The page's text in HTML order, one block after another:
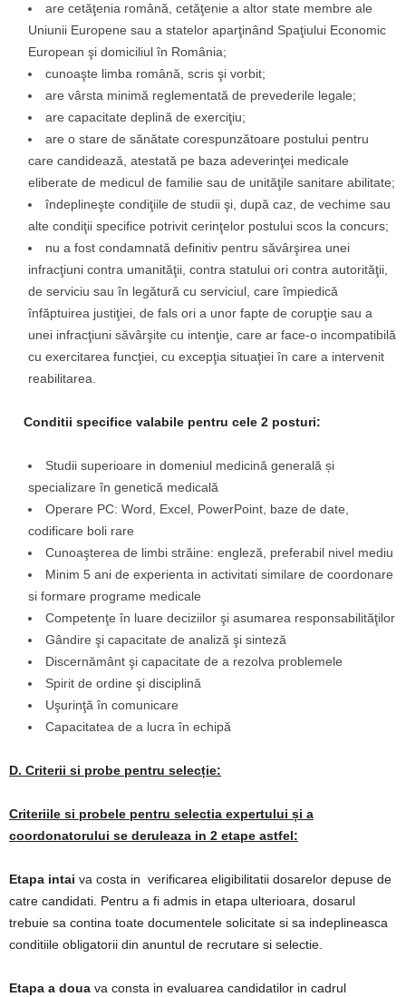
are cetăţenia română, cetăţenie a altor state membre ale
Uniunii Europene sau a statelor aparţinând Spaţiului Economic
European şi domiciliul în România;
cunoaşte limba română, scris şi vorbit;
are vârsta minimă reglementată de prevederile legale;
are capacitate deplină de exerciţiu;
are o stare de sănătate corespunzătoare postului pentru
care candidează, atestată pe baza adeverinţei medicale
eliberate de medicul de familie sau de unităţile sanitare abilitate;
îndeplineşte condiţiile de studii şi, după caz, de vechime sau
alte condiţii specifice potrivit cerinţelor postului scos la concurs;
nu a fost condamnată definitiv pentru săvârşirea unei
infracţiuni contra umanităţii, contra statului ori contra autorităţii,
de serviciu sau în legătură cu serviciul, care împiedică
înfăptuirea justiţiei, de fals ori a unor fapte de corupţie sau a
unei infracţiuni săvârşite cu intenţie, care ar face-o incompatibilă
cu exercitarea funcţiei, cu excepţia situaţiei în care a intervenit
reabilitarea.
Conditii specifice valabile pentru cele 2 posturi:
Studii superioare in domeniul medicină generală și
specializare în genetică medicală
Operare PC: Word, Excel, PowerPoint, baze de date,
codificare boli rare
Cunoaşterea de limbi străine: engleză, preferabil nivel mediu
Minim 5 ani de experienta in activitati similare de coordonare
si formare programe medicale
Competenţe în luare deciziilor şi asumarea responsabilităţilor
Gândire şi capacitate de analiză şi sinteză
Discernământ şi capacitate de a rezolva problemele
Spirit de ordine şi disciplină
Uşurinţă în comunicare
Capacitatea de a lucra în echipă
D. Criterii si probe pentru selecție:
Criteriile si probele pentru selectia expertului și a
coordonatorului se deruleaza in 2 etape astfel:
Etapa intai va costa in verificarea eligibilitatii dosarelor depuse de
catre candidati. Pentru a fi admis in etapa ulterioara, dosarul
trebuie sa contina toate documentele solicitate si sa indeplineasca
conditiile obligatorii din anuntul de recrutare si selectie.
Etapa a doua va consta in evaluarea candidatilor in cadrul